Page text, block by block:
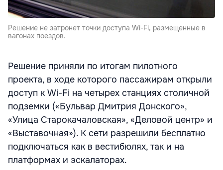
Решение не затронет точки доступа Wi-Fi, размещенные в
вагонах поездов.
Решение приняли по итогам пилотного
проекта, в ходе которого пассажирам открыли
доступ к Wi-Fi на четырех станциях столичной
подземки («Бульвар Дмитрия Донского»,
«Улица Старокачаловская», «Деловой центр» и
«Выставочная»). К сети разрешили бесплатно
подключаться как в вестибюлях, так и на
платформах и эскалаторах.